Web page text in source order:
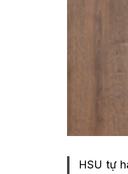
HSU tự